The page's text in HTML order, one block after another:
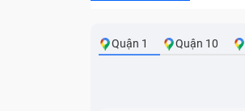
Quận 1 Quận 10